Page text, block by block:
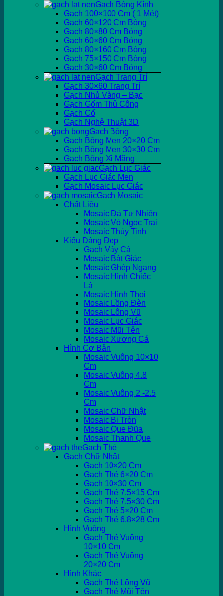
Gạch Bóng Kính
Gạch 100×100 Cm ( 1 Mét)
Gạch 60×120 Cm Bóng
Gạch 80×80 Cm Bóng
Gạch 60×60 Cm Bóng
Gạch 80×160 Cm Bóng
Gạch 75×150 Cm Bóng
Gạch 30×60 Cm Bóng
Gạch Trang Trí
Gạch 30×60 Trang Trí
Gạch Nhủ Vàng – Bạc
Gạch Gốm Thủ Công
Gạch Cổ
Gạch Nghệ Thuật 3D
Gạch Bông
Gạch Bông Men 20×20 Cm
Gạch Bông Men 30×30 Cm
Gạch Bông Xi Măng
Gạch Lục Giác
Gạch Lục Giác Men
Gạch Mosaic Lục Giác
Gạch Mosaic
Chất Liệu
Mosaic Đá Tự Nhiên
Mosaic Vỏ Ngọc Trai
Mosaic Thủy Tinh
Kiểu Dáng Đẹp
Gạch Vảy Cá
Mosaic Bát Giác
Mosaic Ghép Ngang
Mosaic Hình Chiếc
Lá
Mosaic Hình Thoi
Mosaic Lồng Đèn
Mosaic Lông Vũ
Mosaic Lục Giác
Mosaic Mũi Tên
Mosaic Xương Cá
Hình Cơ Bản
Mosaic Vuông 10×10
Cm
Mosaic Vuông 4.8
Cm
Mosaic Vuông 2 -2.5
Cm
Mosaic Chữ Nhật
Mosaic Bi Tròn
Mosaic Que Đũa
Mosaic Thanh Que
Gạch Thẻ
Gạch Chữ Nhật
Gạch 10×20 Cm
Gạch Thẻ 6×20 Cm
Gạch 10×30 Cm
Gạch Thẻ 7.5×15 Cm
Gạch Thẻ 7.5×30 Cm
Gạch Thẻ 5×20 Cm
Gạch Thẻ 6.8×28 Cm
Hình Vuông
Gạch Thẻ Vuông
10×10 Cm
Gạch Thẻ Vuông
20×20 Cm
Hình Khác
Gạch Thẻ Lông Vũ
Gạch Thẻ Mũi Tên